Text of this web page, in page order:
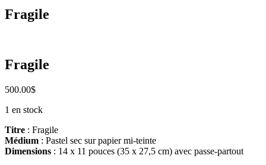
Fragile
Fragile
500.00$
1 en stock
Titre : Fragile
Médium : Pastel sec sur papier mi-teinte
Dimensions : 14 x 11 pouces (35 x 27,5 cm) avec passe-partout